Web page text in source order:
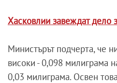
Хасковлии завеждат дело
Министърът подчерта, че
високи - 0,098 милиграма
0,03 милиграма. Освен